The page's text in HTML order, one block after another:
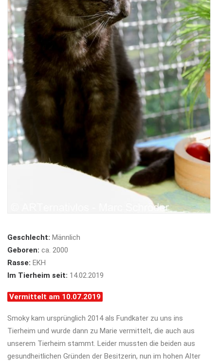
Geschlecht: Männlich
Geboren: ca. 2000
Rasse: EKH
Im Tierheim seit: 14.02.2019
Vermittelt am 10.07.2019
Smoky kam ursprünglich 2014 als Fundkater zu uns ins
Tierheim und wurde dann zu Marie vermittelt, die auch aus
unserem Tierheim stammt. Leider mussten die beiden aus
gesundheitlichen Gründen der Besitzerin, nun im hohen Alter